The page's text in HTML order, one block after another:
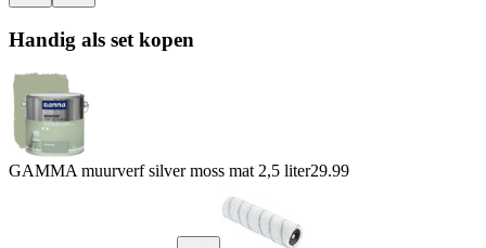
Handig als set kopen
GAMMA muurverf silver moss mat 2,5 liter29.99